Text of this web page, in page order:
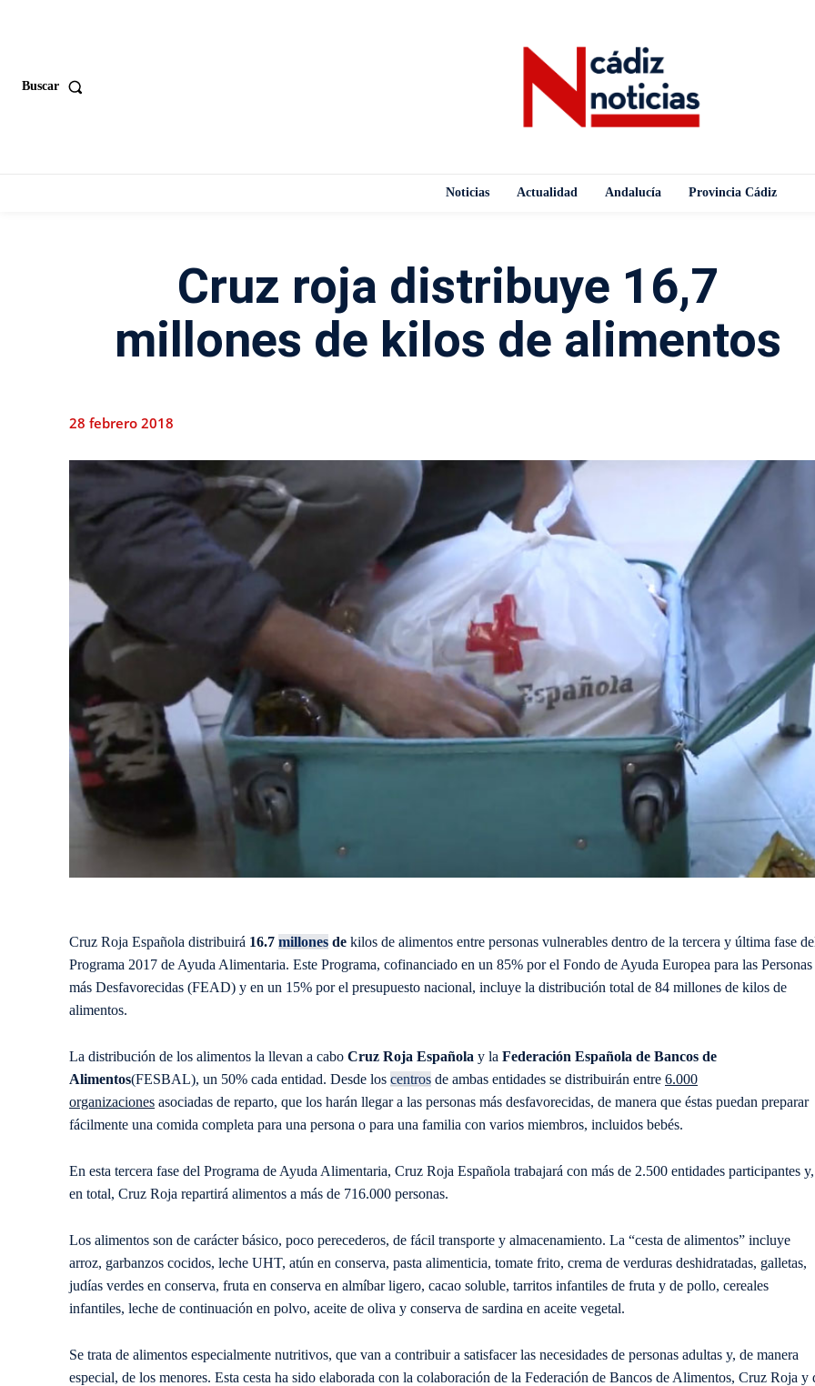
Buscar
Noticias Actualidad Andalucía Provincia Cádiz
Cruz roja distribuye 16,7
millones de kilos de alimentos
28 febrero 2018
Cruz Roja Española distribuirá 16.7 millones de kilos de alimentos entre personas vulnerables dentro de la tercera y última fase
Programa 2017 de Ayuda Alimentaria. Este Programa, cofinanciado en un 85% por el Fondo de Ayuda Europea para las Personas
más Desfavorecidas (FEAD) y en un 15% por el presupuesto nacional, incluye la distribución total de 84 millones de kilos de
alimentos.
La distribución de los alimentos la llevan a cabo Cruz Roja Española y la Federación Española de Bancos de
Alimentos(FESBAL), un 50% cada entidad. Desde los centros de ambas entidades se distribuirán entre 6.000
organizaciones asociadas de reparto, que los harán llegar a las personas más desfavorecidas, de manera que éstas puedan preparar
fácilmente una comida completa para una persona o para una familia con varios miembros, incluidos bebés.
En esta tercera fase del Programa de Ayuda Alimentaria, Cruz Roja Española trabajará con más de 2.500 entidades participantes y,
en total, Cruz Roja repartirá alimentos a más de 716.000 personas.
Los alimentos son de carácter básico, poco perecederos, de fácil transporte y almacenamiento. La “cesta de alimentos” incluye
arroz, garbanzos cocidos, leche UHT, atún en conserva, pasta alimenticia, tomate frito, crema de verduras deshidratadas, galletas,
judías verdes en conserva, fruta en conserva en almíbar ligero, cacao soluble, tarritos infantiles de fruta y de pollo, cereales
infantiles, leche de continuación en polvo, aceite de oliva y conserva de sardina en aceite vegetal.
Se trata de alimentos especialmente nutritivos, que van a contribuir a satisfacer las necesidades de personas adultas y, de manera
especial, de los menores. Esta cesta ha sido elaborada con la colaboración de la Federación de Bancos de Alimentos, Cruz Roja y